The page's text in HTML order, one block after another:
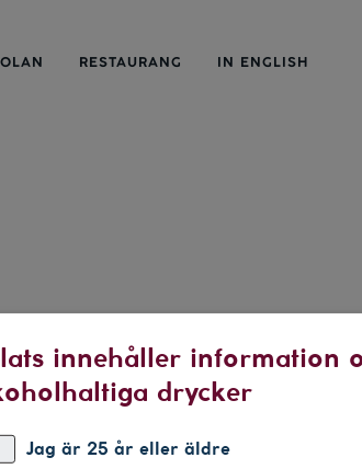
RESTAURANG IN ENGLISH
innehåller information
drycker
Jag är 25 år eller äldre